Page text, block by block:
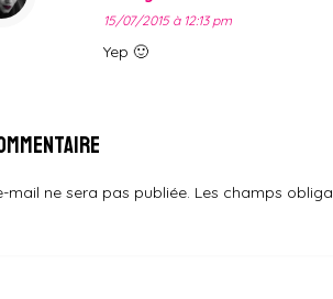
15/07/2015 à 12:13 pm
Yep 🙂
mail ne sera pas publiée. Les champs